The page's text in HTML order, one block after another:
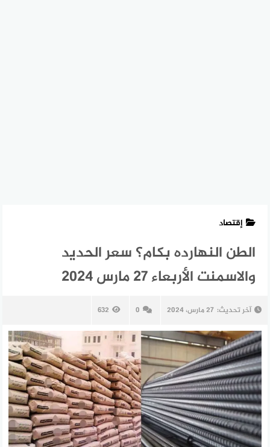
إقتصاد
الطن النهارده بكام؟ سعر الحديد
والاسمنت الأربعاء 27 مارس 2024
آخر تحديث: 27 مارس، 2024 0
632